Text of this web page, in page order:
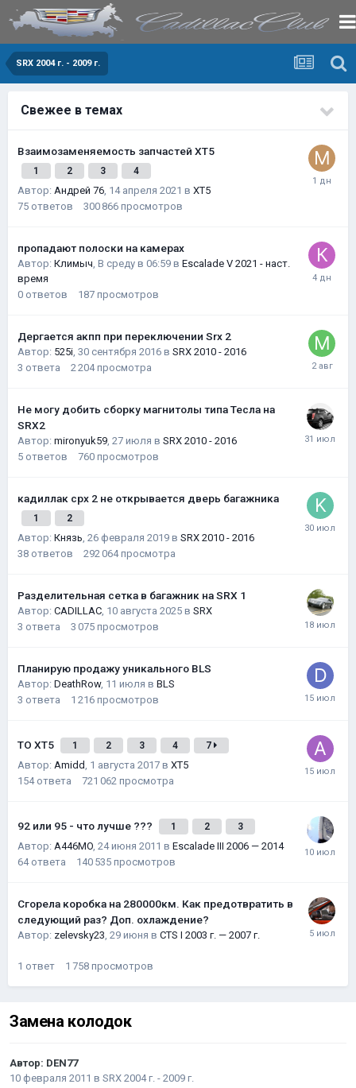
SRX 2004 г. - 2009 г.
Свежее в темах
Взаимозаменяемость запчастей XT5
1 2 3 4
Автор: Андрей 76, 14 апреля 2021 в XT5
75 ответов 300 866 просмотров
пропадают полоски на камерах
Автор: Климыч, В среду в 06:59 в Escalade V 2021 - наст.
время
0 ответов 187 просмотров
Дергается акпп при переключении Srx 2
Автор: 525i, 30 сентября 2016 в SRX 2010 - 2016
3 ответа 2 204 просмотра
Не могу добить сборку магнитолы типа Тесла на
SRX2
Автор: mironyuk59, 27 июля в SRX 2010 - 2016
5 ответов 760 просмотров
кадиллак срх 2 не открывается дверь багажника
1 2
Автор: Князь, 26 февраля 2019 в SRX 2010 - 2016
38 ответов 292 064 просмотра
Разделительная сетка в багажник на SRX 1
Автор: CADILLAC, 10 августа 2025 в SRX
3 ответа 3 075 просмотров
Планирую продажу уникального BLS
Автор: DeathRow, 11 июля в BLS
3 ответа 1 216 просмотров
ТО XT5 1 2 3 4 7
Автор: Amidd, 1 августа 2017 в XT5
154 ответа 721 062 просмотра
92 или 95 - что лучше ??? 1 2 3
Автор: A446MO, 24 июня 2011 в Escalade III 2006 — 2014
64 ответа 140 535 просмотров
Сгорела коробка на 280000км. Как предотвратить в
следующий раз? Доп. охлаждение?
Автор: zelevsky23, 29 июня в CTS I 2003 г. — 2007 г.
1 ответ 1 758 просмотров
Замена колодок
Автор: DEN77
10 февраля 2011 в SRX 2004 г. - 2009 г.